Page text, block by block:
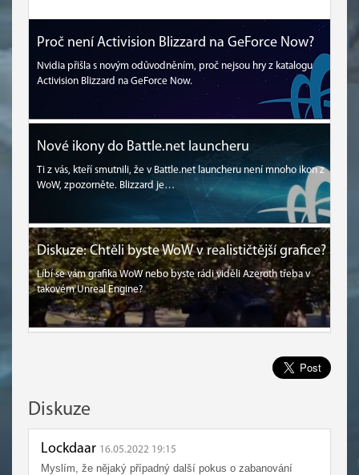
Proč není Activision Blizzard na GeForce Now?
Nvidia přišla s novým odůvodněním, proč nejsou hry z katalogu
Activision Blizzard na GeForce Now.
Nové ikony do Battle.net launcheru
Ti z vás, kteří smutnili, že v Battle.net launcheru není mnoho ikon z
WoW, zpozorněte. Blizzard je…
Diskuze: Chtěli byste WoW v realističtější grafice?
Líbí se vám grafika WoW nebo byste rádi viděli Azeroth třeba v
takovém Unreal Engine?
Diskuze
Lockdaar 16.05.2022 19:15
Myslím, že nějaký případný další pokus o zabanování